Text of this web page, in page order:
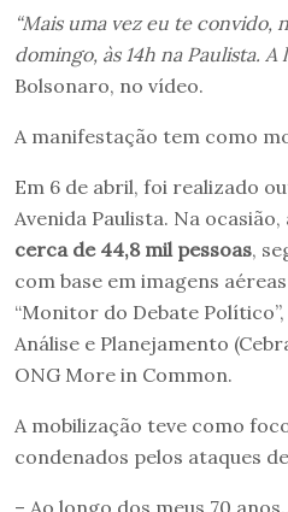
“Mais uma vez eu te convido,
domingo, às 14h na Paulista. A
Bolsonaro, no vídeo.
A manifestação tem como
Em 6 de abril, foi realizado
Avenida Paulista. Na
cerca de 44,8 mil pessoas,
com base em imagens
“Monitor do Debate
Análise e Planejamento
ONG More in Common.
A mobilização teve como
condenados pelos ataques
– Ao longo dos meus 70